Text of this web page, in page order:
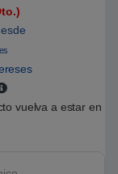
vuelva a estar en